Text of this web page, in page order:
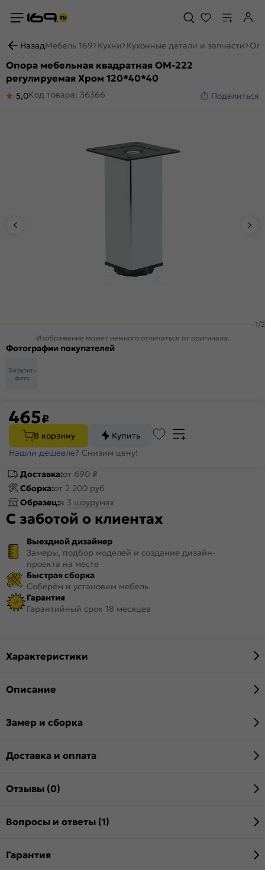
НазадМебель 169 Кухни Кухонные детали и запчасти
Опора мебельная квадратная ОМ-222
регулируемая Хром 120*40*40
5,0Код товара: 36366 Поделиться
1/2
Изображение может немного отличаться от оригинала.
Фотографии покупателей
Загрузить
фото
465₽
В корзину
Купить
Нашли дешевле? Снизим цену!
Доставка:от 690 ₽
Сборка:от 2 200 руб
Образец:в 3 шоурумах
С заботой о клиентах
Выездной дизайнер
Замеры, подбор моделей и создание дизайн-
проекта на месте
Быстрая сборка
Соберём и установим мебель
Гарантия
Гарантийный срок 18 месяцев
Характеристики
Описание
Замер и сборка
Доставка и оплата
Отзывы (0)
Вопросы и ответы (1)
Гарантия